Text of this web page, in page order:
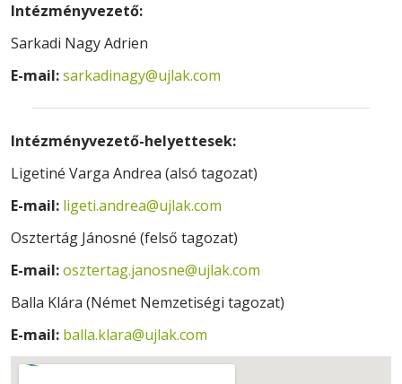
Intézményvezető:
Sarkadi Nagy Adrien
E-mail:sarkadinagy@ujlak.com
Intézményvezető-helyettesek:
Ligetiné Varga Andrea (alsó tagozat)
E-mail: ligeti.andrea@ujlak.com
Osztertág Jánosné (felső tagozat)
E-mail:osztertag.janosne@ujlak.com
Balla Klára (Német Nemzetiségi tagozat)
E-mail: balla.klara@ujlak.com